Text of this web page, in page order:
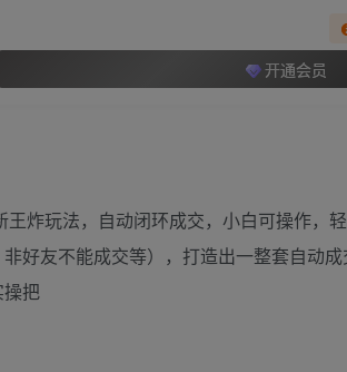
开通会员
炸玩法，自动闭环成交，小白可操作，
好友不能成交等），打造出一整套自动
把